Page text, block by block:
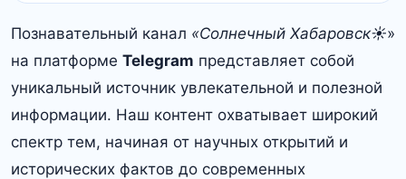
Познавательный канал «Солнечный Хабаровск☀️»
на платформе Telegram представляет собой
уникальный источник увлекательной и полезной
информации. Наш контент охватывает широкий
спектр тем, начиная от научных открытий и
исторических фактов до современных